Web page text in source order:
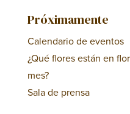
Próximamente
Calendario de eventos
¿Qué flores están en
mes?
Sala de prensa